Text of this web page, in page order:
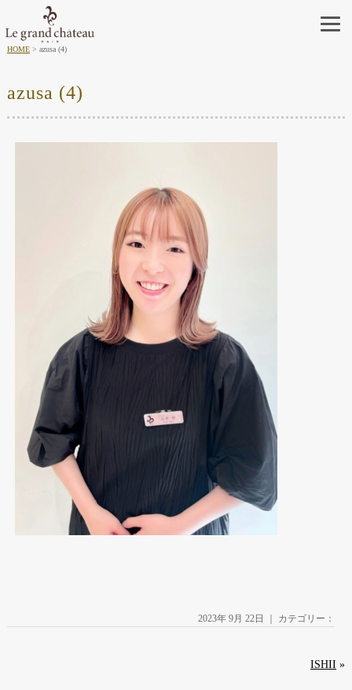
HOME azusa (4)
azusa (4)
2023年 9月 22日 ｜ カテゴリー：
ISHII »